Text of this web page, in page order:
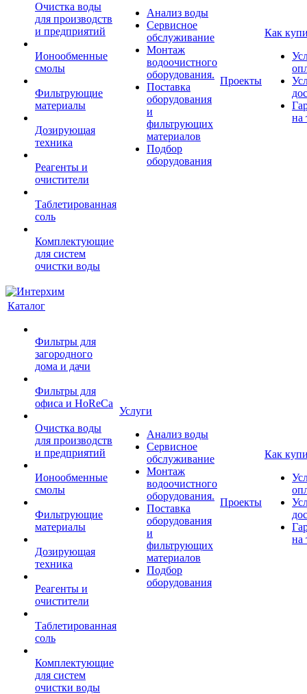
Очистка воды
для производств
и предприятий
Ионообменные
смолы
Фильтрующие
материалы
Дозирующая
техника
Реагенты и
очистители
Таблетированная
соль
Комплектующие
для систем
очистки воды
Анализ воды
Сервисное
обслуживание
Монтаж
водоочистного
оборудования.
Поставка
оборудования
и
фильтрующих
материалов
Подбор
оборудования
Проекты
Как
на
Каталог
Фильтры для
загородного
дома и дачи
Фильтры для
офиса и HoReCa
Очистка воды
для производств
и предприятий
Ионообменные
смолы
Фильтрующие
материалы
Дозирующая
техника
Реагенты и
очистители
Таблетированная
соль
Комплектующие
для систем
очистки воды
Услуги
Анализ воды
Сервисное
обслуживание
Монтаж
водоочистного
оборудования.
Поставка
оборудования
и
фильтрующих
материалов
Подбор
оборудования
Проекты
Как
на